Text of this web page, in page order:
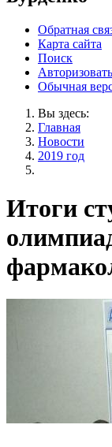
Обратная
Карта сайта
Поиск
Обычная
Вы здесь:
Главная
Новости
2019 год
Итоги